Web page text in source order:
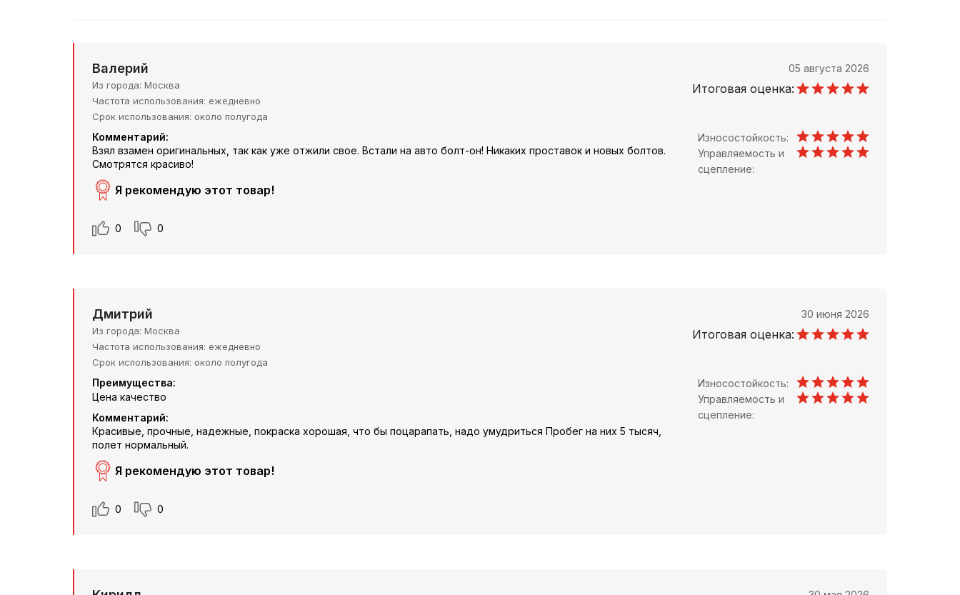
Валерий
Из города Москва
Частота использования ежедневно
Срок использования около полугода
05 августа 2026
Итоговая оценка:
Комментарий:
Взял взамен оригинальных, так как уже отжили свое. Встали на авто болт-он! Никаких проставок и новых болтов.
Смотрятся красиво!
Я рекомендую этот товар!
Износостойкость:
Управляемость и
сцепление:
0 0
Дмитрий
Из города Москва
Частота использования ежедневно
Срок использования около полугода
30 июня 2026
Итоговая оценка:
Преимущества:
Цена качество
Комментарий:
Красивые, прочные, надежные, покраска хорошая, что бы поцарапать, надо умудриться Пробег на них 5 тысяч,
полет нормальный.
Я рекомендую этот товар!
Износостойкость:
Управляемость и
сцепление:
0 0